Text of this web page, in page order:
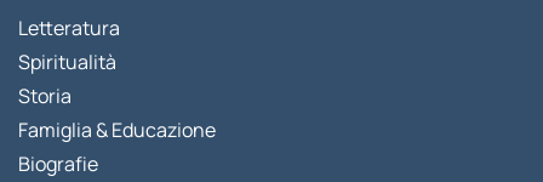
Letteratura
Spiritualità
Storia
Famiglia & Educazione
Biografie